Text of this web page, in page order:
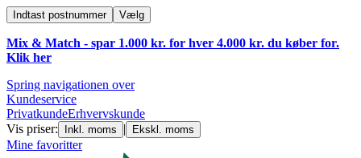
Indtast postnummer Vælg
Mix & Match - spar 1.000 kr. for hver 4.000 kr. du køber for.
Klik her
Spring navigationen over
Kundeservice
PrivatkundeErhvervskunde
Vis priser:
Inkl. moms | Ekskl. moms
Mine favoritter